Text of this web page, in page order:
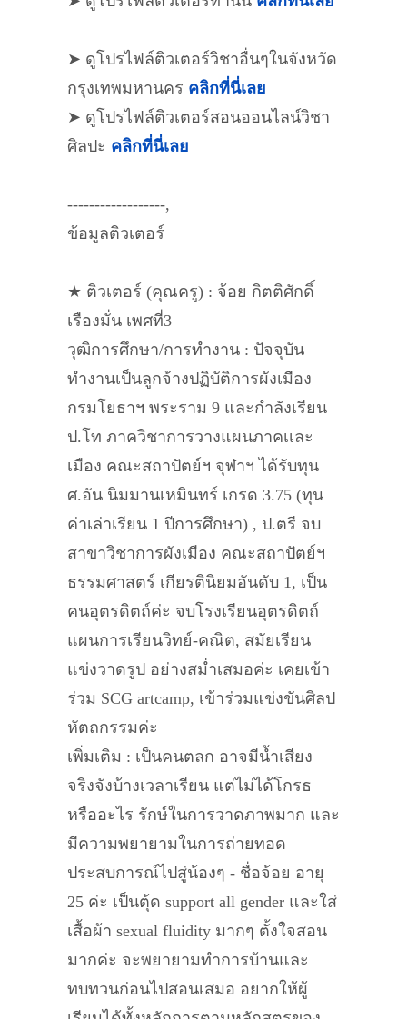
➤ ดูโปรไฟล์ติวเตอร์วิชาอื่นๆในจังหวัด
กรุงเทพมหานคร คลิกที่นี่เลย
➤ ดูโปรไฟล์ติวเตอร์สอนออนไลน์วิชา
ศิลปะ คลิกที่นี่เลย
------------------,
ข้อมูลติวเตอร์
★ ติวเตอร์ (คุณครู) : จ้อย กิตติศักดิ์
เรืองมั่น เพศที่3
วุฒิการศึกษา/การทำงาน : ปัจจุบัน
ทำงานเป็นลูกจ้างปฏิบัติการผังเมือง
กรมโยธาฯ พระราม 9 และกำลังเรียน
ป.โท ภาควิชาการวางแผนภาคเเละ
เมือง คณะสถาปัตย์ฯ จุฬาฯ ได้รับทุน
ศ.อัน นิมมานเหมินทร์ เกรด 3.75 (ทุน
ค่าเล่าเรียน 1 ปีการศึกษา) , ป.ตรี จบ
สาขาวิชาการผังเมือง คณะสถาปัตย์ฯ
ธรรมศาสตร์ เกียรตินิยมอันดับ 1, เป็น
คนอุตรดิตถ์ค่ะ จบโรงเรียนอุตรดิตถ์
แผนการเรียนวิทย์-คณิต, สมัยเรียน
แข่งวาดรูป อย่างสม่ำเสมอค่ะ เคยเข้า
ร่วม SCG artcamp, เข้าร่วมแข่งขันศิลป
หัตถกรรมค่ะ
เพิ่มเติม : เป็นคนตลก อาจมีน้ำเสียง
จริงจังบ้างเวลาเรียน แต่ไม่ได้โกรธ
หรืออะไร รักษ์ในการวาดภาพมาก และ
มีความพยายามในการถ่ายทอด
ประสบการณ์ไปสู่น้องๆ - ชื่อจ้อย อายุ
25 ค่ะ เป็นตุ้ด support all gender และใส่
เสื้อผ้า sexual fluidity มากๆ ตั้งใจสอน
มากค่ะ จะพยายามทำการบ้านและ
ทบทวนก่อนไปสอนเสมอ อยากให้ผู้